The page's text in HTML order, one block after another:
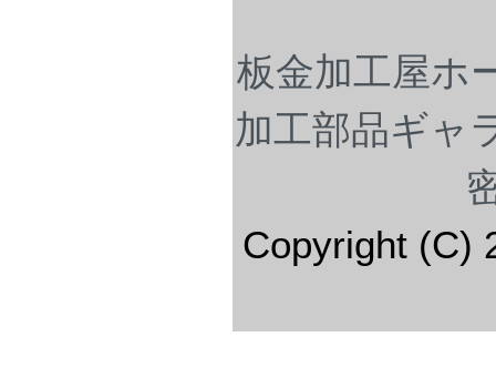
板金加工屋ホ
加工部品ギャ
Copyright (C)